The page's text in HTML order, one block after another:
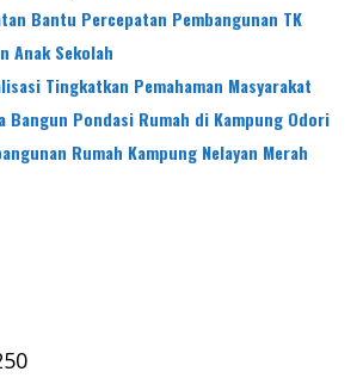
Bantu Percepatan Pembangunan TK
Anak Sekolah
Tingkatkan Pemahaman Masyarakat
Bangun Pondasi Rumah di Kampung Odori
Rumah Kampung Nelayan Merah